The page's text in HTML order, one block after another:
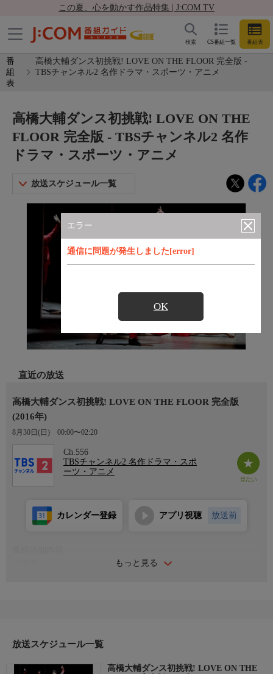
この夏、心を動かす作品特集 | J:COM TV
CS番組一覧 番組表
検索
番
組
表
高橋大輔ダンス初挑戦! LOVE ON THE FLOOR 完全版 -
TBSチャンネル2 名作ドラマ・スポーツ・アニメ
エラー
通信に問題が発生しました[error]
OK
高橋大輔ダンス初挑戦! LOVE ON THE
FLOOR 完全版 - TBSチャンネル2 名作
ドラマ・スポーツ・アニメ
放送スケジュール一覧
直近の放送
高橋大輔ダンス初挑戦! LOVE ON THE FLOOR 完全版
(2016年)
8月30日(日) 00:00〜02:20
Ch.556
TBSチャンネル2 名作ドラマ・スポ
ーツ・アニメ
もっと見る
カレンダー登録 アプリ視聴 放送前
台へ！「ときめき」「情熱」「とまどい」「嫉妬」「無償の愛」
ケーターたちが、卓抜したダンスで表現する全く新しいダンスシ
放送スケジュール一覧
高橋大輔ダンス初挑戦! LOVE ON THE